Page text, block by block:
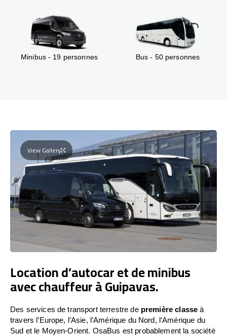
Minibus - 19 personnes Bus - 50 personnes
View Gallery
Location d’autocar et de minibus
avec chauffeur à Guipavas.
Des services de transport terrestre de première classe à
travers l’Europe, l’Asie, l’Amérique du Nord, l’Amérique du
Sud et le Moyen-Orient. OsaBus est probablement la société